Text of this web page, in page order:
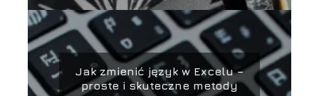
Jak zmienić język w Excelu –
proste i skuteczne metody